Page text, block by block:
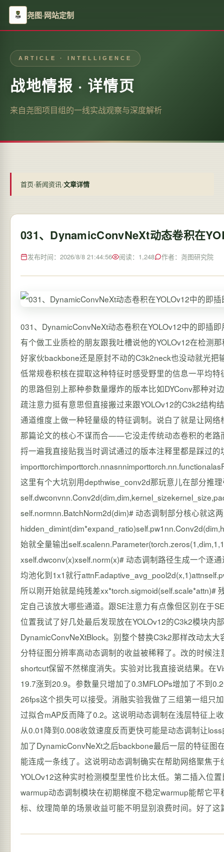
尧图·网站定制
ARTICLE · INTELLIGENCE
战地情报 · 详情页
来自尧图项目组的一线实战观察与深度解析
首页›新闻资讯›文章详情
031、DynamicConvNeXt动态卷积在
发布时间：2026/8/8 21:44:56 阅读：1,248 作者：尧图研究院
031、DynamicConvNeXt动态卷积在YOLOv12中的即插
有个做工业质检的朋友跟我吐槽说他的YOLOv12在检测
好家伙backbone还是原封不动的C3k2neck也没动就光
低常规卷积核在提取这种特征时感受野里的信息一平均
的思路但别上那种参数量爆炸的版本比如DYConv那种对
疏注意力挺有意思但直接搬过来跟YOLOv12的C3k2结构
通道维度上做一种轻量级的特征调制。说白了就是让网络
那篇论文的核心不谋而合——它没走传统动态卷积的老路
捋一遍我直接贴我当时调试通过的版本注释里都是踩过的
这里有个大坑别用depthwise_conv2d那玩意儿在部分推
self.normnn.BatchNorm2d(dim)# 动态调制部分核心就这
始就全量输出
xself.dwconv(x)xself.norm(x)# 动态调制路径生成一个逐
均池化到1x1就行
所以刚开始就是纯残差xx*torch.sigmoid(self.scale*attn)#
定自己该放大哪些通道。跟SE注意力有点像但区别在于
位置我试了好几处最后发现放在YOLOv12的C3k2模块内
DynamicConvNeXtBlock。别整个替换C3k2那样改动太
分特征图分辨率高动态调制的收益被稀释了。改的时候
shortcut保留不然梯度消失。实验对比我直接说结果。在
19.7涨到20.9。参数量只增加了0.3MFLOPs增加了不到
26fps这个损失可以接受。消融实验我做了三组第一组只
过拟合mAP反而降了0.2。这说明动态调制在浅层特征上
从0.01降到0.008收敛速度反而更快可能是动态调制让
加了DynamicConvNeXt之后backbone最后一层的特征
能连成一条线了。这说明动态调制确实在帮助网络聚焦
YOLOv12这种实时检测模型里性价比太低。第二插入位
warmup动态调制模块在初期梯度不稳定warmup能帮它
标、纹理简单的场景收益可能不明显别浪费时间。好了